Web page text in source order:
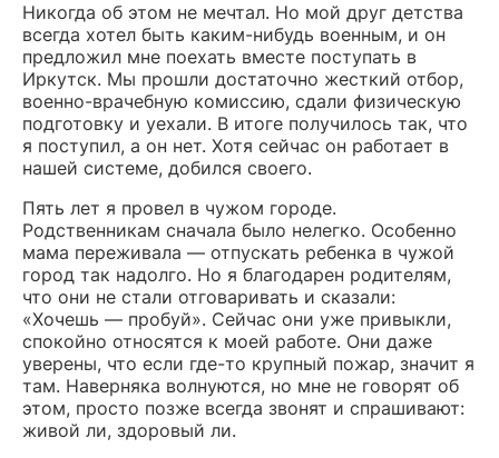
Никогда об этом не мечтал. Но мой друг детства
всегда хотел быть каким-нибудь военным, и он
предложил мне поехать вместе поступать в
Иркутск. Мы прошли достаточно жесткий отбор,
военно-врачебную комиссию, сдали физическую
подготовку и уехали. В итоге получилось так, что
я поступил, а он нет. Хотя сейчас он работает в
нашей системе, добился своего.
Пять лет я провел в чужом городе.
Родственникам сначала было нелегко. Особенно
мама переживала — отпускать ребенка в чужой
город так надолго. Но я благодарен родителям,
что они не стали отговаривать и сказали:
«Хочешь — пробуй». Сейчас они уже привыкли,
спокойно относятся к моей работе. Они даже
уверены, что если где-то крупный пожар, значит я
там. Наверняка волнуются, но мне не говорят об
этом, просто позже всегда звонят и спрашивают:
живой ли, здоровый ли.